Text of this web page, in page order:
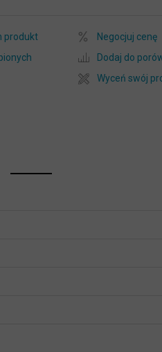
produkt
Negocjuj cenę
Dodaj do
Wyceń swój